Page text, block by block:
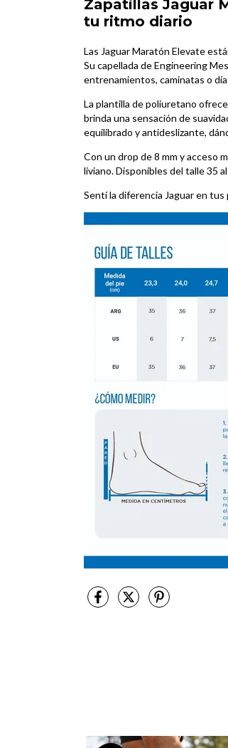
Zapatillas Jaguar
tu ritmo diario
Las Jaguar Maratón Elevate
Su capellada de Engineering
entrenamientos, caminatas o
La plantilla de poliuretano
brinda una sensación de
equilibrado y antideslizante,
Con un drop de 8 mm y acceso
liviano. Disponibles del talle 35
Sentí la diferencia Jaguar en